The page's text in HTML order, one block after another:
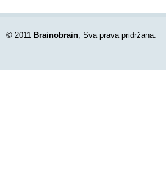
© 2011 Brainobrain, Sva prava pridržana.